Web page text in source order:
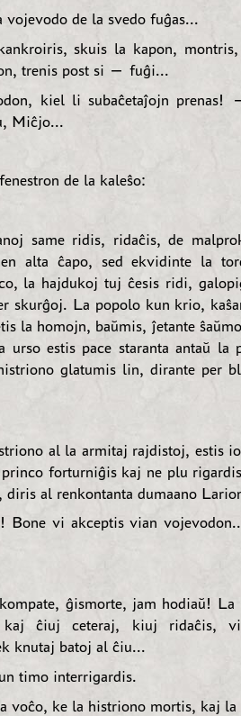
de la svedo fuĝas...
skuis la kapon,
trenis post si — fuĝi...
kiel li subaĉetaĵojn prenas!
Miĉjo...
de la kaleŝo:
same ridis, ridaĉis, de
alta ĉapo, sed ekvidinte la
la hajdukoj tuj ĉesis ridi,
skurĝoj. La popolo kun krio,
la homojn, baŭmis, ĵetante
estis pace staranta antaŭ la
glatumis lin, dirante per
al la armitaj rajdistoj, estis
forturniĝis kaj ne plu
al renkontanta dumaano
vi akceptis vian
ĝismorte, jam hodiaŭ! La
ĉiuj ceteraj, kiuj ridaĉis,
knutaj batoj al ĉiu...
timo interrigardis.
voĉo, ke la histriono mortis, kaj la